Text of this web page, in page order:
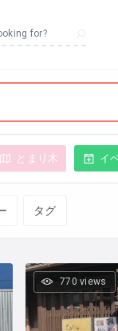
for?
とまり木 イ
タグ
770 views